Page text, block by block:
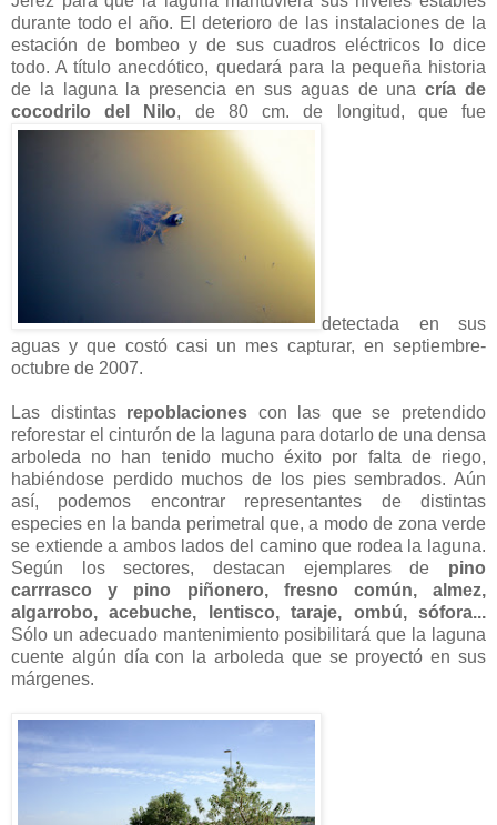
durante todo el año. El deterioro de las instalaciones de la
estación de bombeo y de sus cuadros eléctricos lo dice
todo. A título anecdótico, quedará para la pequeña historia
de la laguna la presencia en sus aguas de unacría de
cocodrilo del Nilo, de 80 cm. de longitud, que fue
detectada en sus
aguas y que costó casi un mes capturar, en septiembre-
octubre de 2007.
Las distintas repoblaciones con las que se pretendido
reforestar el cinturón de la laguna para dotarlo de una densa
arboleda no han tenido mucho éxito por falta de riego,
habiéndose perdido muchos de los pies sembrados. Aún
así, podemos encontrar representantes de distintas
especies en la banda perimetral que, a modo de zona verde
se extiende a ambos lados del camino que rodea la laguna.
Según los sectores, destacan ejemplares de pino
carrrasco y pino piñonero, fresno común, almez,
algarrobo, acebuche, lentisco, taraje, ombú, sófora...
Sólo un adecuado mantenimiento posibilitará que la laguna
cuente algún día con la arboleda que se proyectó en sus
márgenes.